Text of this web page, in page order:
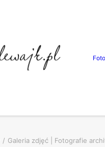
Galeria zdjęć | Fotografie